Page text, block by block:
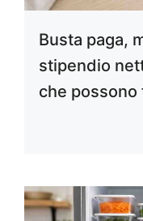
Busta paga,
stipendio
che